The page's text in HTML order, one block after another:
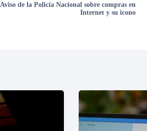
Aviso de la Policía Nacional sobre compras en
Internet y su icono